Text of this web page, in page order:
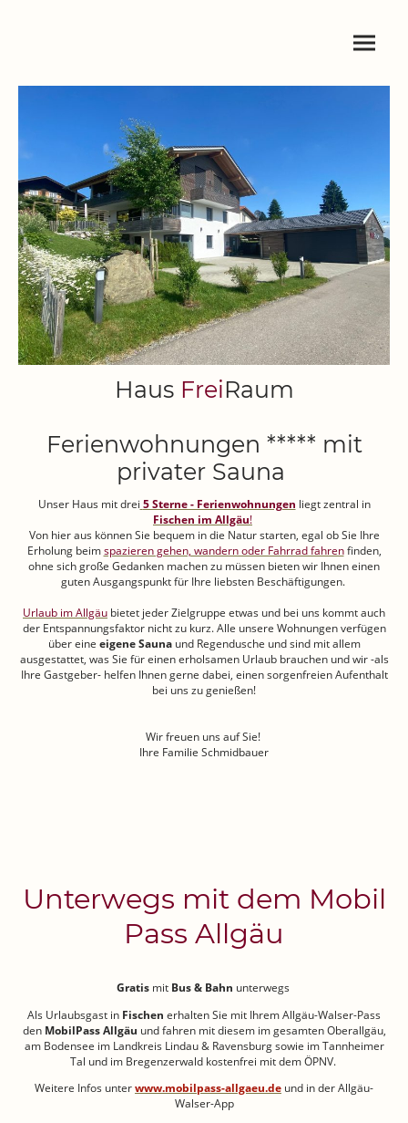
Haus FreiRaum
Ferienwohnungen ***** mit
privater Sauna
Unser Haus mit drei 5 Sterne - Ferienwohnungen liegt zentral in
Fischen im Allgäu!
Von hier aus können Sie bequem in die Natur starten, egal ob Sie Ihre
Erholung beim spazieren gehen, wandern oder Fahrrad fahrenfinden,
ohne sich große Gedanken machen zu müssen bieten wir Ihnen einen
guten Ausgangspunkt für Ihre liebsten Beschäftigungen.
Urlaub im Allgäu bietet jeder Zielgruppe etwas und bei uns kommt auch
der Entspannungsfaktor nicht zu kurz. Alle unsere Wohnungen verfügen
über eine eigene Sauna und Regendusche und sind mit allem
ausgestattet, was Sie für einen erholsamen Urlaub brauchen und wir -als
Ihre Gastgeber- helfen Ihnen gerne dabei, einen sorgenfreien Aufenthalt
bei uns zu genießen!
Wir freuen uns auf Sie!
Ihre Familie Schmidbauer
Unterwegs mit dem Mobil
Pass Allgäu
Gratis mit Bus & Bahn unterwegs
Als Urlaubsgast in Fischen erhalten Sie mit Ihrem Allgäu-Walser-Pass
den MobilPass Allgäu und fahren mit diesem im gesamten Oberallgäu,
am Bodensee im Landkreis Lindau & Ravensburg sowie im Tannheimer
Tal und im Bregenzerwald kostenfrei mit dem ÖPNV.
Weitere Infos unterwww.mobilpass-allgaeu.de und in der Allgäu-
Walser-App